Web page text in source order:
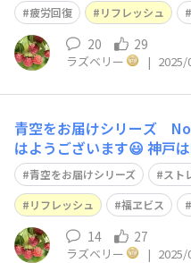
てて、下腹を引き上げて背
前下に伸ばし、
疲労回復 リフレッシュ
20 29
ラズベリー | 2025/
青空をお届けシリーズ
はようございます😃 神戸
予想最高気温は8度です。 今日のストレッチは、難易度
⭐️⭐️ 脚を肩幅に広げて、骨盤を立てて、下腹を引き上げて
まっすぐに立ちます。 座っ
っかりと安定さ
青空をお届けシリーズ スト
リフレッシュ
福ヱビス
14 27
ラズベリー | 2025/